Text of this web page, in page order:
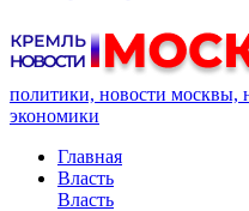
политики, новости москвы,
экономики
Главная
Власть
Власть